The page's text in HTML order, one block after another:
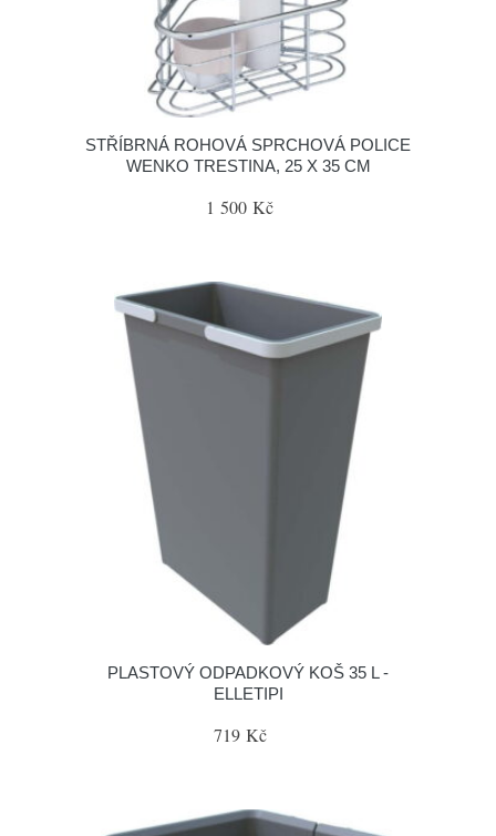
STŘÍBRNÁ ROHOVÁ SPRCHOVÁ POLICE
WENKO TRESTINA, 25 X 35 CM
1 500 Kč
PLASTOVÝ ODPADKOVÝ KOŠ 35 L -
ELLETIPI
719 Kč